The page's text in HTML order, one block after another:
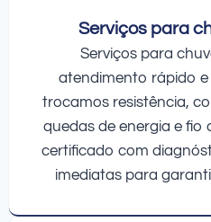
Serviços para
Serviços para
atendimento rápido e
trocamos resistência,
quedas de energia e fio
certificado com
imediatas para